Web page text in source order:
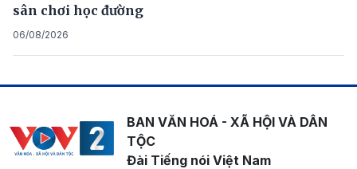
sân chơi học đường
06/08/2026
BAN VĂN HOÁ - XÃ HỘI VÀ DÂN
TỘC
Đài Tiếng nói Việt Nam